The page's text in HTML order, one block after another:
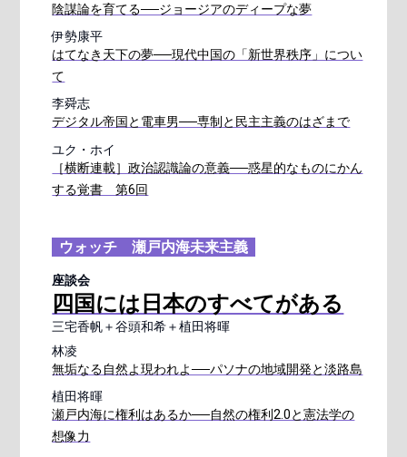
陰謀論を育てる──ジョージアのディープな夢
伊勢康平
はてなき天下の夢──現代中国の「新世界秩序」につい
て
李舜志
デジタル帝国と電車男──専制と民主主義のはざまで
ユク・ホイ
［横断連載］政治認識論の意義──惑星的なものにかん
する覚書 第6回
ウォッチ 瀬戸内海未来主義
座談会
四国には日本のすべてがある
三宅香帆＋谷頭和希＋植田将暉
林凌
無垢なる自然よ現われよ──パソナの地域開発と淡路島
植田将暉
瀬戸内海に権利はあるか──自然の権利2.0と憲法学の
想像力